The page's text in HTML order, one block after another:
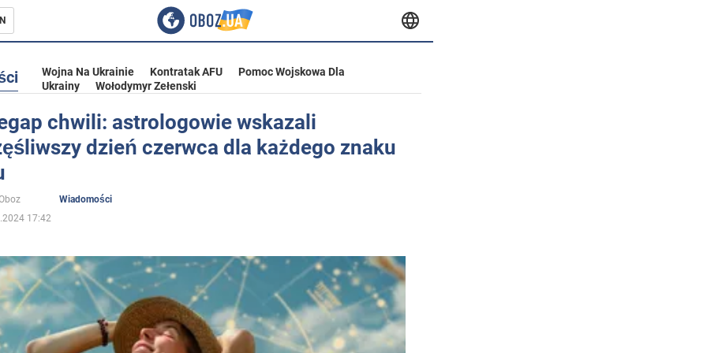
Ukrainie
Wojna Na Ukrainie Kontratak AFU
Pomoc Wojskowa Dla
Ukrainy
Wołodymyr Zełenski
chwili: astrologowie wskazali
dzień czerwca dla każdego znaku
Wiadomości
17:42